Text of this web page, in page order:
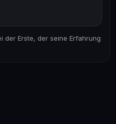
Erste, der seine Erfahrung